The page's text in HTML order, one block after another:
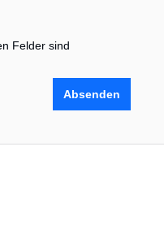
Felder sind
Absenden